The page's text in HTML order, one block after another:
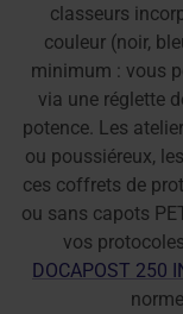
classeurs
couleur (noir,
minimum : vous
via une réglette
potence. Les
ou poussiéreux,
ces coffrets de
ou sans capots
vos
DOCAPOST 250